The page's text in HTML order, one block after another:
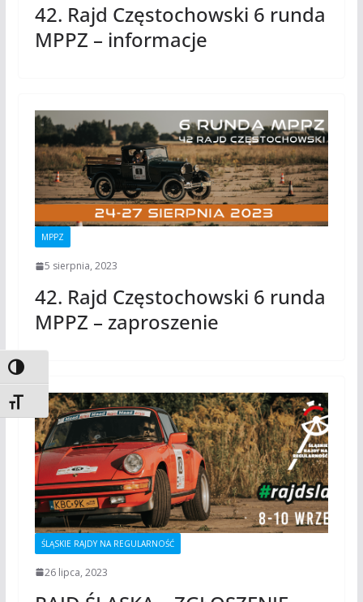
Toggle High Contrast
Toggle Font size
42. Rajd Częstochowski 6 runda
MPPZ – informacje
MPPZ
5 sierpnia, 2023
42. Rajd Częstochowski 6 runda
MPPZ – zaproszenie
ŚLĄSKIE RAJDY NA REGULARNOŚĆ
26 lipca, 2023